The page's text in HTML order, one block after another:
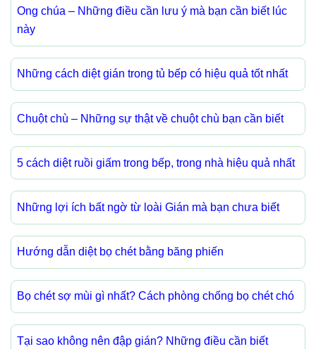
Ong chúa – Những điều cần lưu ý mà bạn cần biết lúc
này
Những cách diệt gián trong tủ bếp có hiệu quả tốt nhất
Chuột chù – Những sự thật về chuột chù bạn cần biết
5 cách diệt ruồi giấm trong bếp, trong nhà hiệu quả nhất
Những lợi ích bất ngờ từ loài Gián mà bạn chưa biết
Hướng dẫn diệt bọ chét bằng băng phiến
Bọ chét sợ mùi gì nhất? Cách phòng chống bọ chét chó
Tại sao không nên đập gián? Những điều cần biết